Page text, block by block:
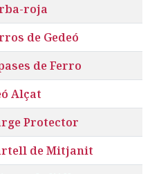
roja
de Gedeó
de Ferro
Alçat
Protector
de Mitjanit